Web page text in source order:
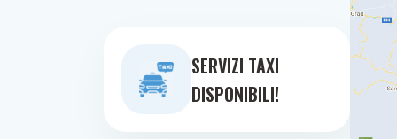
SERVIZI TAXI
DISPONIBILI!